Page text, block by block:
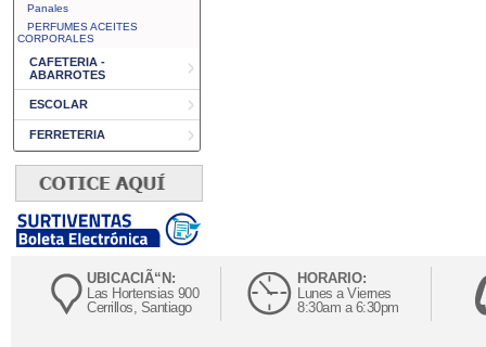
Panales
PERFUMES ACEITES
CORPORALES
CAFETERIA -
ABARROTES
ESCOLAR
FERRETERIA
UBICACIÃ“N:
Las Hortensias 900
Cerrillos, Santiago
HORARIO:
Lunes a Viernes
8:30am a 6:30pm